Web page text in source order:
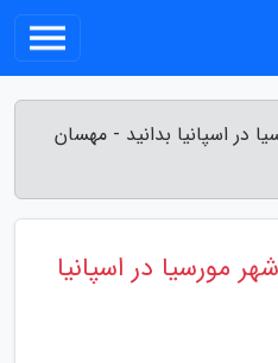
در اسپانیا بدانید - مهسان
مورسیا در اسپانیا